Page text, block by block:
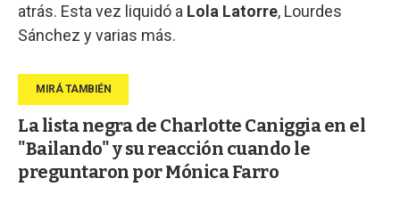
atrás. Esta vez liquidó a Lola Latorre, Lourdes
Sánchez y varias más.
La lista negra de Charlotte Caniggia en el
"Bailando" y su reacción cuando le
preguntaron por Mónica Farro